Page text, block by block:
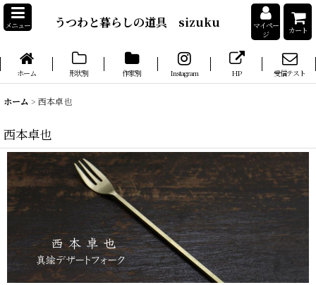
メニュー うつわと暮らしの道具 sizuku
マイペー
ジ
カート
ホーム 形状別 作家別 Instagram HP 受信テスト
ホーム > 西本卓也
西本卓也